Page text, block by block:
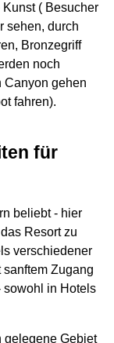
( Besucher
sehen, durch
Bronzegriff
noch
Canyon gehen
fahren).
für
beliebt - hier
Resort zu
verschiedener
Zugang
sowohl in Hotels
gelegene Gebiet